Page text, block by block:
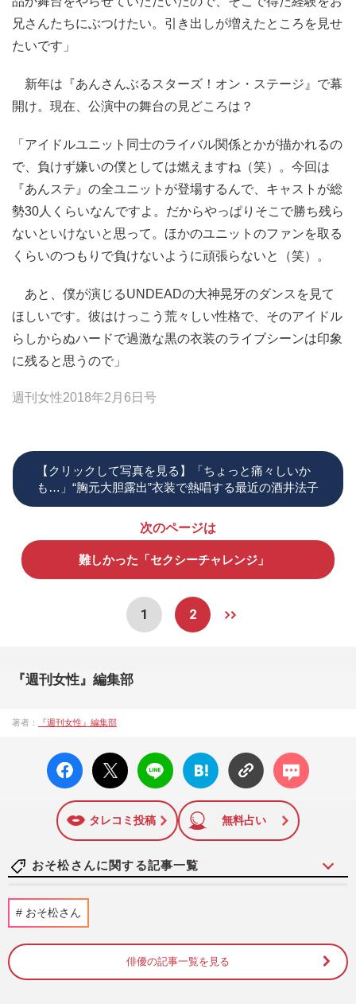
兄さんたちにぶつけたい。引き出しが増えたところを見せ
たいです」
新年は『あんさんぶるスターズ！オン・ステージ』で幕
開け。現在、公演中の舞台の見どころは？
「アイドルユニット同士のライバル関係とかが描かれるの
で、負けず嫌いの僕としては燃えますね（笑）。今回は
『あんステ』の全ユニットが登場するんで、キャストが総
勢30人くらいなんですよ。だからやっぱりそこで勝ち残ら
ないといけないと思って。ほかのユニットのファンを取る
くらいのつもりで負けないように頑張らないと（笑）。
あと、僕が演じるUNDEADの大神晃牙のダンスを見て
ほしいです。彼はけっこう荒々しい性格で、そのアイドル
らしからぬハードで過激な黒の衣装のライブシーンは印象
に残ると思うので」
週刊女性2018年2月6日号
【クリックして写真を見る】「ちょっと痛々しいか
も…」“胸元大胆露出”衣装で熱唱する最近の酒井法子
次のページは
難しかった「セクシーチャレンジ」
1 2
『週刊女性』編集部
著者： 『週刊女性』編集部
facebo
ok い
X ポス
ト
LINE
はてな
ブック
に追加
コメン
ト
タレコミ投稿 無料占い
おそ松さんに関する記事一覧
週刊女性PRIME 2025/10/30
おそ松さん
俳優の記事一覧を見る